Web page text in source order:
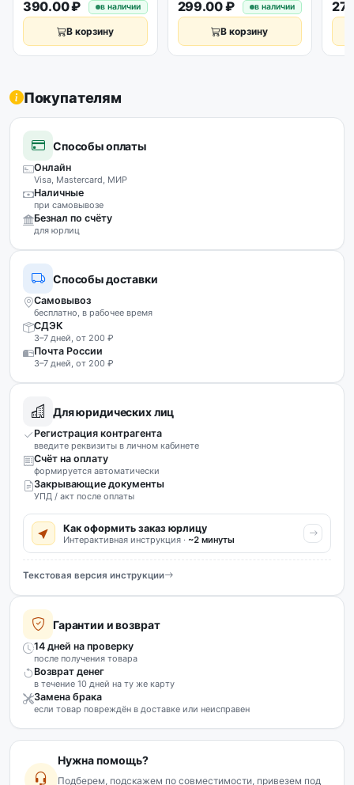
390.00 ₽ в наличии
В корзину
299.00 ₽ в наличии
В корзину
Покупателям
Способы оплаты
Онлайн
Visa, Mastercard, МИР
Наличные
при самовывозе
Безнал по счёту
для юрлиц
Способы доставки
Самовывоз
бесплатно, в рабочее время
СДЭК
3–7 дней, от 200 ₽
Почта России
3–7 дней, от 200 ₽
Для юридических лиц
Регистрация контрагента
введите реквизиты в личном кабинете
Счёт на оплату
формируется автоматически
Закрывающие документы
УПД / акт после оплаты
Как оформить заказ юрлицу
Интерактивная инструкция · ~2 минуты
Текстовая версия инструкции
Гарантии и возврат
14 дней на проверку
после получения товара
Возврат денег
в течение 10 дней на ту же карту
Замена брака
если товар повреждён в доставке или неисправен
Нужна помощь?
Подберем, подскажем по совместимости, привезем под